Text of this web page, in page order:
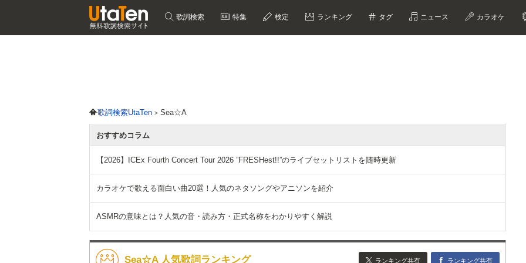
歌詞検索 特集 検定 ランキング タグ ニュース カラオケ
歌詞検索UtaTen Sea☆A
おすすめコラム
【2026】ICEx Fourth Concert Tour 2026 ”FRESHest!!”のライブセットリストを随時更新
カラオケで歌える面白い曲20選！人気のネタソングやアニソンを紹介
ASMRの意味とは？人気の音・読み方・正式名称をわかりやすく解説
Sea☆A 人気歌詞ランキング ランキング共有 ランキング共有